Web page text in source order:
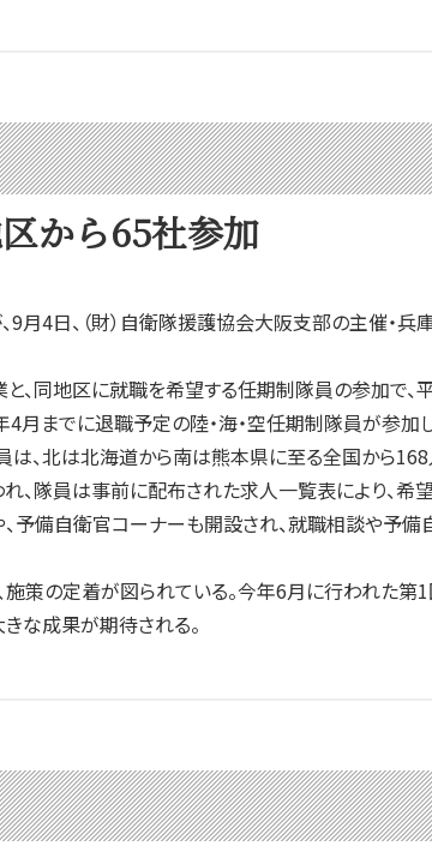
から65社参加
4日、（財）自衛隊援護協会大阪支部の主催・
同地区に就職を希望する任期制隊員の参加で、
までに退職予定の陸・海・空任期制隊員が参加
は、北は北海道から南は熊本県に至る全国から168
、隊員は事前に配布された求人一覧表により、希
、予備自衛官コーナーも開設され、就職相談や予
策の定着が図られている。今年6月に行われた
な成果が期待される。